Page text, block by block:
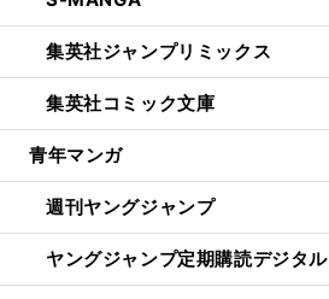
集英社ジャンプリミックス
集英社コミック文庫
青年マンガ
週刊ヤングジャンプ
ヤングジャンプ定期購読デジタル